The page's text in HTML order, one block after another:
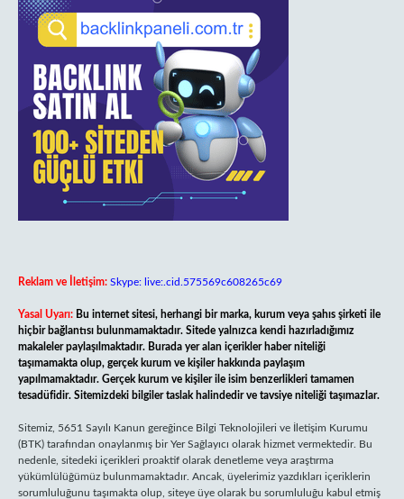
Reklam ve İletişim: Skype: live:.cid.575569c608265c69
Yasal Uyarı: Bu internet sitesi, herhangi bir marka, kurum veya şahıs şirketi ile
hiçbir bağlantısı bulunmamaktadır. Sitede yalnızca kendi hazırladığımız
makaleler paylaşılmaktadır. Burada yer alan içerikler haber niteliği
taşımamakta olup, gerçek kurum ve kişiler hakkında paylaşım
yapılmamaktadır. Gerçek kurum ve kişiler ile isim benzerlikleri tamamen
tesadüfidir. Sitemizdeki bilgiler taslak halindedir ve tavsiye niteliği taşımazlar.
Sitemiz, 5651 Sayılı Kanun gereğince Bilgi Teknolojileri ve İletişim Kurumu
(BTK) tarafından onaylanmış bir Yer Sağlayıcı olarak hizmet vermektedir. Bu
nedenle, sitedeki içerikleri proaktif olarak denetleme veya araştırma
yükümlülüğümüz bulunmamaktadır. Ancak, üyelerimiz yazdıkları içeriklerin
sorumluluğunu taşımakta olup, siteye üye olarak bu sorumluluğu kabul etmiş